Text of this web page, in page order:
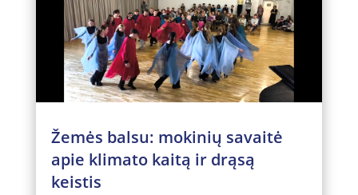
Žemės balsu: mokinių savaitė
apie klimato kaitą ir drąsą
keistis